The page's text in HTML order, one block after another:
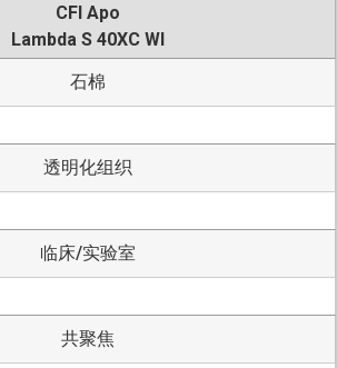
CFI Apo
Lambda S 40XC WI
石棉
透明化组织
临床/实验室
共聚焦